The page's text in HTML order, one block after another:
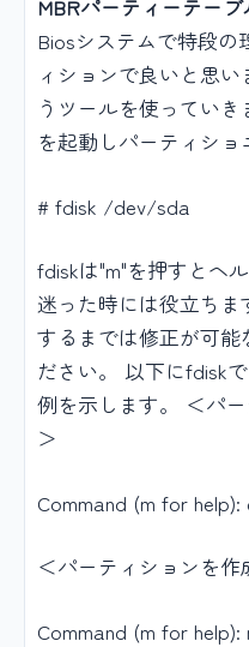
MBRパーティーテー
Biosシステムで特段の
ィションで良いと思
うツールを使ってい
を起動しパーティショ
# fdisk /dev/sda
fdiskは"m"を押すとヘ
迷った時には役立ちま
するまでは修正が可能
ださい。 以下にfdisk
例を示します。 ＜パ
＞
Command (m for
＜パーティションを作
Command (m for